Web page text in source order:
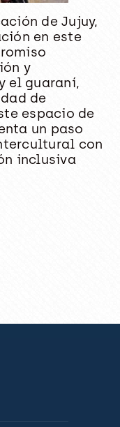
de Jujuy,
en este
y
el guaraní,
de
espacio de
un paso
con
inclusiva